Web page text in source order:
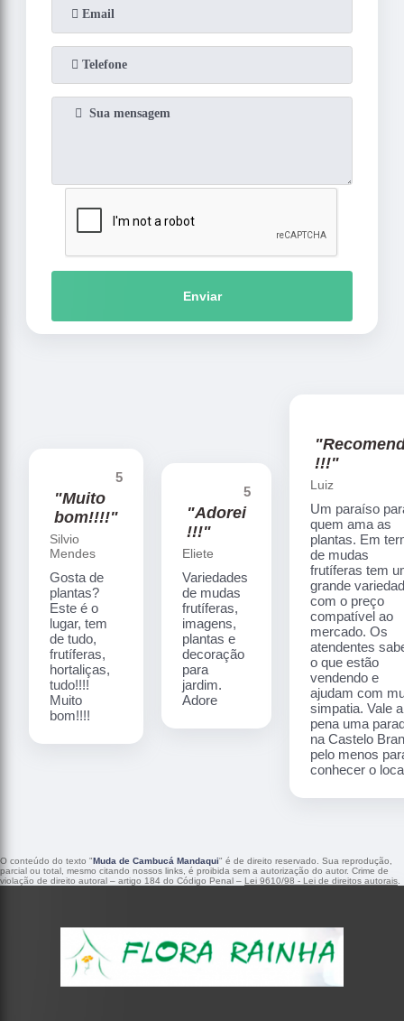
Enviar
5
"Muito
bom!!!!"
Silvio
Mendes
Gosta de
plantas?
Este é o
lugar, tem
de tudo,
frutíferas,
hortaliças,
tudo!!!!
Muito
bom!!!!
5
"Adorei
!!!"
Eliete
Variedades
de mudas
frutíferas,
imagens,
plantas e
decoração
para
jardim.
Adore
!!!"
Luiz
Um paraíso
quem ama as
plantas. Em
de mudas
frutíferas tem
grande
com o preço
compatível ao
mercado. Os
atendentes
o que estão
vendendo e
ajudam com
simpatia. Vale a
pena uma
na Castelo
pelo menos
conhecer o
O conteúdo do texto "Muda de Cambucá Mandaqui" é de direito reservado. Sua reprodução,
parcial ou total, mesmo citando nossos links, é proibida sem a autorização do autor. Crime de
violação de direito autoral – artigo 184 do Código Penal – Lei 9610/98 - Lei de direitos autorais